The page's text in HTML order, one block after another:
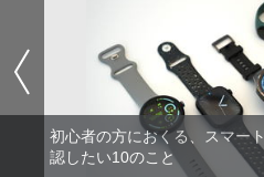
初心者の方におくる、スマー
認したい10のこと